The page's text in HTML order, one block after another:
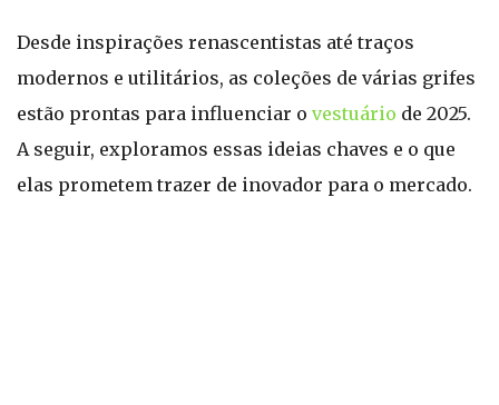
Desde inspirações renascentistas até traços
modernos e utilitários, as coleções de várias grifes
estão prontas para influenciar o vestuário de 2025.
A seguir, exploramos essas ideias chaves e o que
elas prometem trazer de inovador para o mercado.